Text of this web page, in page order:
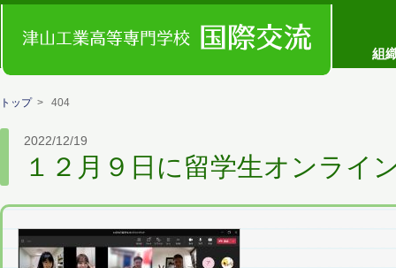
コンセプト 組
トップ> 404
2022/12/19
１２月９日に留学生オンライ